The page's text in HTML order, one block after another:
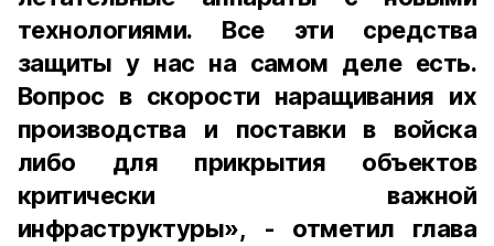
технологиями. Все эти средства
защиты у нас на самом деле есть.
Вопрос в скорости наращивания их
производства и поставки в войска
либо для прикрытия объектов
критически важной
инфраструктуры», - отметил глава